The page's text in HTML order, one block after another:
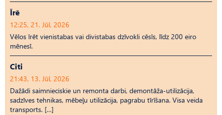
Īrē
12:25, 21. Jūl, 2026
Vēlos īrēt vienistabas vai divistabas dzīvokli cēsīs, līdz 200 eiro
mēnesī.
Citi
21:43, 13. Jūl, 2026
Dažādi saimnieciskie un remonta darbi, demontāža-utilizācija,
sadzīves tehnikas, mēbeļu utilizācija, pagrabu tīrīšana. Visa veida
transports. […]